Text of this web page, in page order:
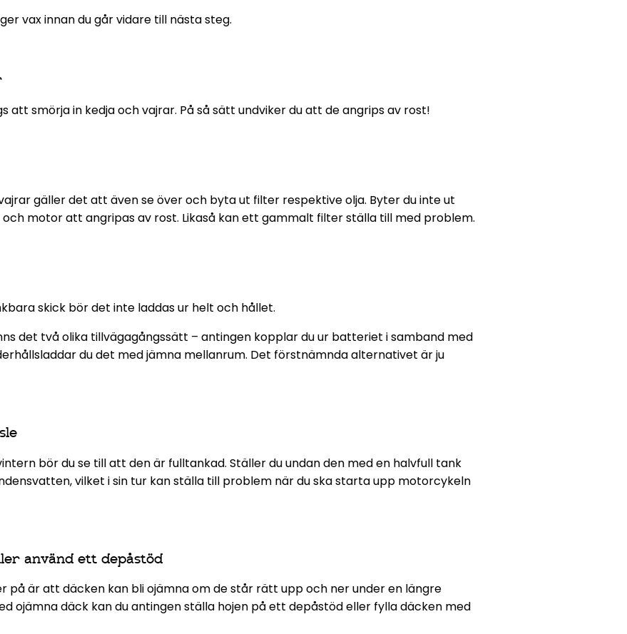
vax innan du går vidare till nästa steg.
att smörja in kedja och vajrar. På så sätt undviker du att de angrips av rost!
gäller det att även se över och byta ut filter respektive olja. Byter du inte ut
motor att angripas av rost. Likaså kan ett gammalt filter ställa till med problem.
skick bör det inte laddas ur helt och hållet.
det två olika tillvägagångssätt – antingen kopplar du ur batteriet i samband med
du det med jämna mellanrum. Det förstnämnda alternativet är ju
bör du se till att den är fulltankad. Ställer du undan den med en halvfull tank
vilket i sin tur kan ställa till problem när du ska starta upp motorcykeln
använd ett depåstöd
på är att däcken kan bli ojämna om de står rätt upp och ner under en längre
ojämna däck kan du antingen ställa hojen på ett depåstöd eller fylla däcken med